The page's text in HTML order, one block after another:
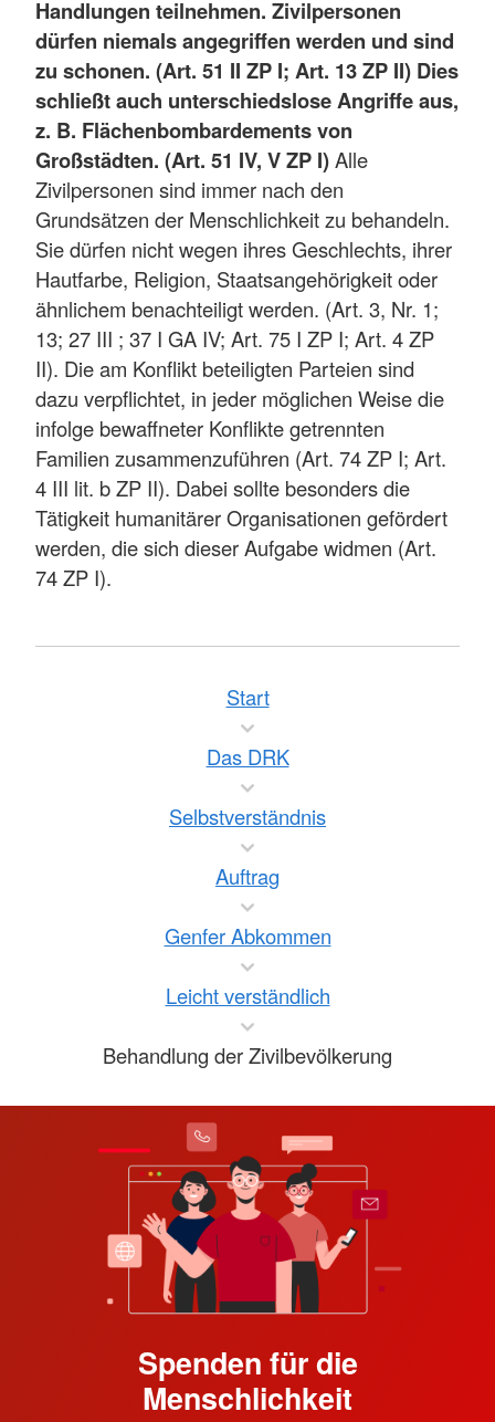
Handlungen teilnehmen. Zivilpersonen
dürfen niemals angegriffen werden und sind
zu schonen. (Art. 51 II ZP I; Art. 13 ZP II) Dies
schließt auch unterschiedslose Angriffe aus,
z. B. Flächenbombardements von
Großstädten. (Art. 51 IV, V ZP I)Alle
Zivilpersonen sind immer nach den
Grundsätzen der Menschlichkeit zu behandeln.
Sie dürfen nicht wegen ihres Geschlechts, ihrer
Hautfarbe, Religion, Staatsangehörigkeit oder
ähnlichem benachteiligt werden. (Art. 3, Nr. 1;
13; 27 III ; 37 I GA IV; Art. 75 I ZP I; Art. 4 ZP
II). Die am Konflikt beteiligten Parteien sind
dazu verpflichtet, in jeder möglichen Weise die
infolge bewaffneter Konflikte getrennten
Familien zusammenzuführen (Art. 74 ZP I; Art.
4 III lit. b ZP II). Dabei sollte besonders die
Tätigkeit humanitärer Organisationen gefördert
werden, die sich dieser Aufgabe widmen (Art.
74 ZP I).
Start
Das DRK
Selbstverständnis
Auftrag
Genfer Abkommen
Leicht verständlich
Behandlung der Zivilbevölkerung
Spenden für die
Menschlichkeit